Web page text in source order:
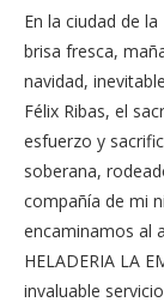
En la ciudad de
brisa fresca,
navidad,
Félix Ribas, el
esfuerzo y
soberana,
compañía de mi
encaminamos al
HELADERIA LA
invaluable